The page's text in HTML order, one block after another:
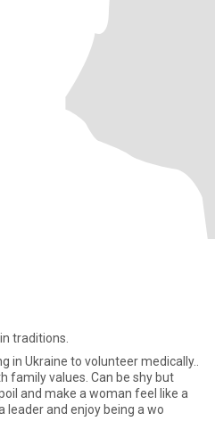
traditions.
in Ukraine to volunteer medically..
family values. Can be shy but
and make a woman feel like a
leader and enjoy being a wo